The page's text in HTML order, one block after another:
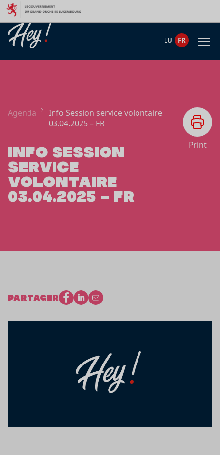
Aller au contenu
LU FR
Agenda
Info Session service volontaire
03.04.2025 – FR
INFO SESSION
SERVICE
VOLONTAIRE
03.04.2025 – FR
Print
PARTAGER